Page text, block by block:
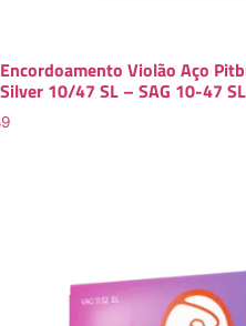
Encordoamento Violão Aço
Silver 10/47 SL – SAG 10-47 SL